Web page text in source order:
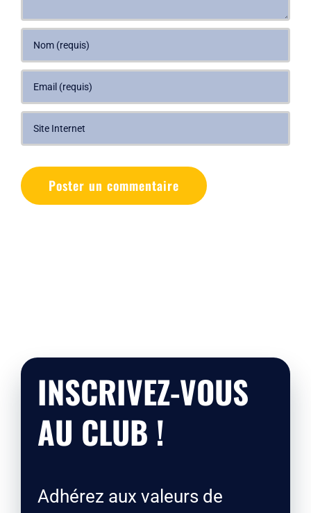
INSCRIVEZ-VOUS
AU CLUB !
Adhérez aux valeurs de